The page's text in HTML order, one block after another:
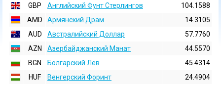
GBP
Английский Фунт Стерлингов
104.1588
AMD
Армянский Драм
14.3105
AUD
Австралийский Доллар
57.7760
AZN
Азербайджанский Манат
44.5570
BGN
Болгарский Лев
45.4314
HUF
Венгерский Форинт
24.4904